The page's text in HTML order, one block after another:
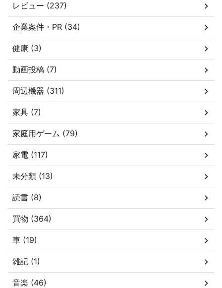
レビュー (237)
企業案件・PR (34)
健康 (3)
動画投稿 (7)
周辺機器 (311)
家具 (7)
家庭用ゲーム (79)
家電 (117)
未分類 (13)
読書 (8)
買物 (364)
車 (19)
雑記 (1)
音楽 (46)